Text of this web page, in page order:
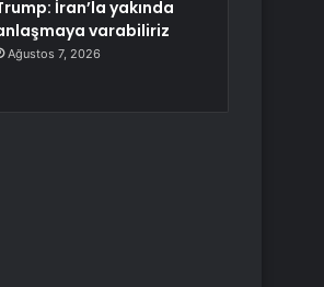
İran’la yakında
varabiliriz
Ağustos 7, 2026